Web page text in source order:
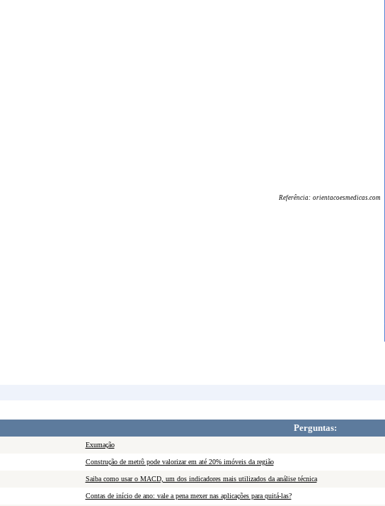
Referência: orientacoesmedicas.com
Perguntas:
Exumação
Construção de metrô pode valorizar em até 20% imóveis da região
Saiba como usar o MACD, um dos indicadores mais utilizados da análise técnica
Contas de início de ano: vale a pena mexer nas aplicações para quitá-las?